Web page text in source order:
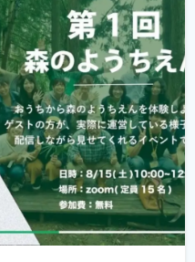
が見えない中、私たちは